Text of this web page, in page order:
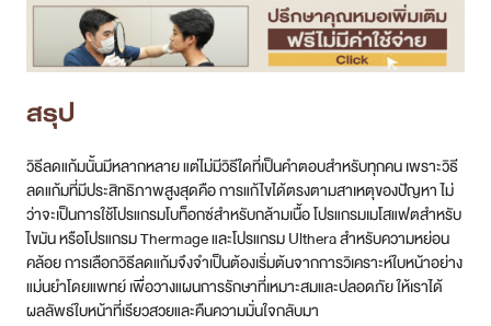
สรุป
วิธีลดแก้มนั้นมีหลากหลาย แต่ไม่มีวิธีใดที่เป็นคำตอบสำหรับทุกคน เพราะวิธี
ลดแก้มที่มีประสิทธิภาพสูงสุดคือ การแก้ไขได้ตรงตามสาเหตุของปัญหา ไม่
ว่าจะเป็นการใช้โปรแกรมโบท็อกซ์สำหรับกล้ามเนื้อ โปรแกรมเมโสแฟตสำหรับ
ไขมัน หรือโปรแกรม Thermage และโปรแกรม Ulthera สำหรับความหย่อน
คล้อย การเลือกวิธีลดแก้มจึงจำเป็นต้องเริ่มต้นจากการวิเคราะห์ใบหน้าอย่าง
แม่นยำโดยแพทย์ เพื่อวางแผนการรักษาที่เหมาะสมและปลอดภัย ให้เราได้
ผลลัพธ์ใบหน้าที่เรียวสวยและคืนความมั่นใจกลับมา